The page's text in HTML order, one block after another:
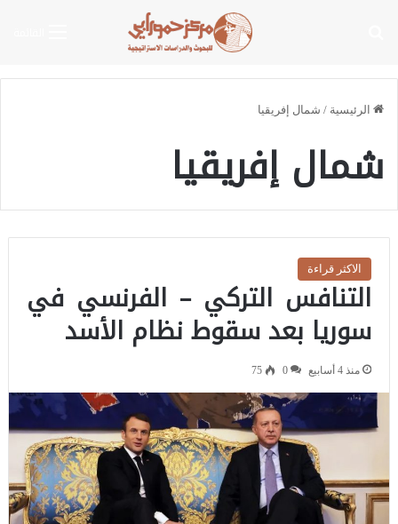
الرئيسية / شمال إفريقيا
شمال إفريقيا
الاكثر قراءة
التنافس التركي – الفرنسي في
سوريا بعد سقوط نظام الأسد
منذ 4 أسابيع 0
75